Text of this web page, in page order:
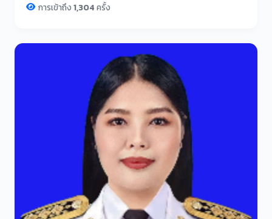
การเข้าถึง1,304 ครั้ง